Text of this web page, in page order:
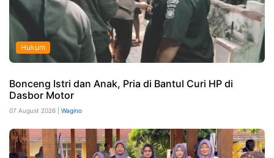
Hukum
Bonceng Istri dan Anak, Pria di Bantul Curi HP di
Dasbor Motor
07 August 2026 | Wagino